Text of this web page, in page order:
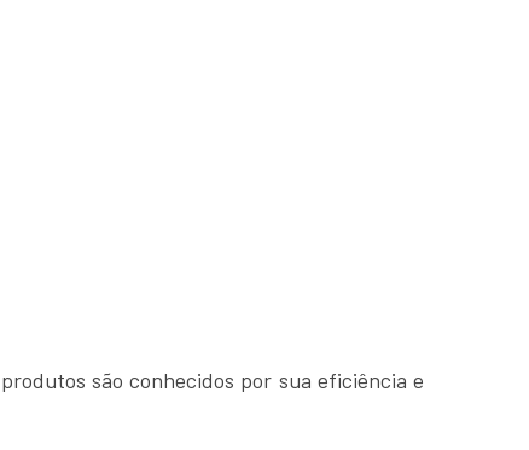
são conhecidos por sua eficiência e